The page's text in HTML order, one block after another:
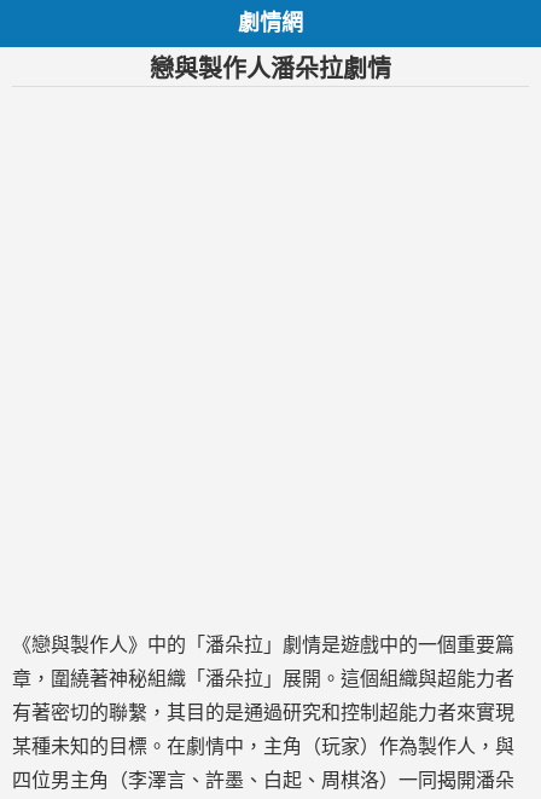
劇情網
戀與製作人潘朵拉劇情
《戀與製作人》中的「潘朵拉」劇情是遊戲中的一個重要篇
章，圍繞著神秘組織「潘朵拉」展開。這個組織與超能力者
有著密切的聯繫，其目的是通過研究和控制超能力者來實現
某種未知的目標。在劇情中，主角（玩家）作為製作人，與
四位男主角（李澤言、許墨、白起、周棋洛）一同揭開潘朵